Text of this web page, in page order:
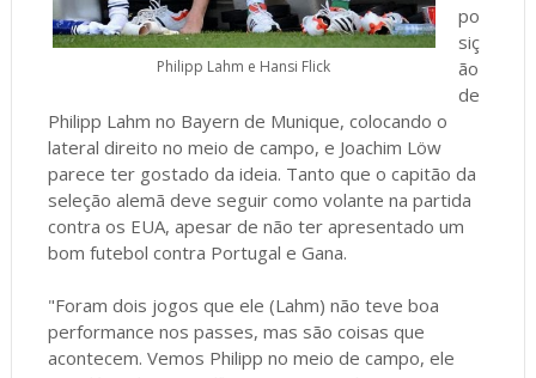
Philipp Lahm e Hansi Flick
po
siç
ão
de
Philipp Lahm no Bayern de Munique, colocando o
lateral direito no meio de campo, e Joachim Löw
parece ter gostado da ideia. Tanto que o capitão da
seleção alemã deve seguir como volante na partida
contra os EUA, apesar de não ter apresentado um
bom futebol contra Portugal e Gana.
"Foram dois jogos que ele (Lahm) não teve boa
performance nos passes, mas são coisas que
acontecem. Vemos Philipp no meio de campo, ele